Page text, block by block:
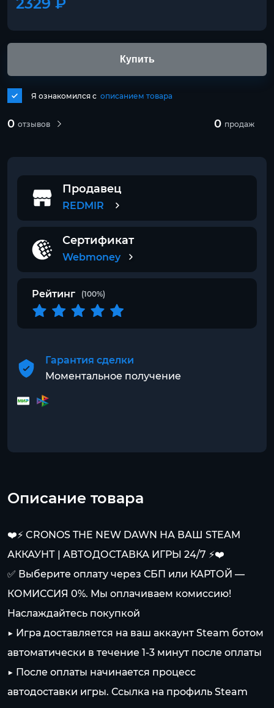
0 отзывов 0 продаж
Я ознакомился с описанием товара
Купить
Продавец
REDMIR
Сертификат
Webmoney
Рейтинг (100%)
Гарантия сделки
Моментальное получение
Описание товара
❤️⚡️ CRONOS THE NEW DAWN НА ВАШ STEAM
АККАУНТ | АВТОДОСТАВКА ИГРЫ 24/7 ⚡️❤️
✅ Выберите оплату через СБП или КАРТОЙ —
КОМИССИЯ 0%. Мы оплачиваем комиссию!
Наслаждайтесь покупкой
▶️ Игра доставляется на ваш аккаунт Steam ботом
автоматически в течение 1-3 минут после оплаты
▶️ После оплаты начинается процесс
автодоставки игры. Ссылка на профиль Steam